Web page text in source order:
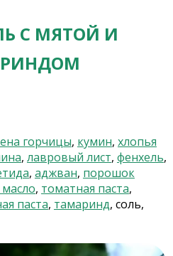
С МЯТОЙ И
горчицы, кумин, хлопья
, лавровый лист, фенхель,
, аджван, порошок
, томатная паста,
паста, тамаринд, соль,